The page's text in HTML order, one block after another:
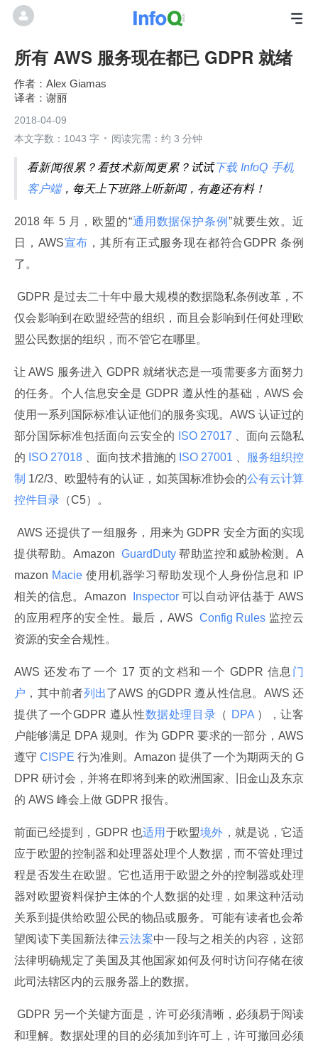
所有 AWS 服务现在都已 GDPR 就绪
Alex Giamas
谢丽
2018-04-09
本文字数：1043 字
阅读完需：约 3 分钟
看新闻很累？看技术新闻更累？试试下载 InfoQ 手机
客户端，每天上下班路上听新闻，有趣还有料！
2018 年 5 月，欧盟的“通用数据保护条例 ”就要生效。近
日，AWS宣布 ，其所有正式服务现在都符合GDPR 条例
了。
GDPR 是过去二十年中最大规模的数据隐私条例改革，不
仅会影响到在欧盟经营的组织，而且会影响到任何处理欧
盟公民数据的组织，而不管它在哪里。
让 AWS 服务进入 GDPR 就绪状态是一项需要多方面努力
的任务。个人信息安全是 GDPR 遵从性的基础，AWS 会
使用一系列国际标准认证他们的服务实现。AWS 认证过的
部分国际标准包括面向云安全的 ISO 27017
、面向云隐私
的 ISO 27018 、面向技术措施的 ISO 27001
服务组织控
制 1/2/3、欧盟特有的认证，如英国标准协会的公有云计算
控件目录 （C5）。
AWS 还提供了一组服务，用来为 GDPR 安全方面的实现
提供帮助。Amazon GuardDuty 帮助监控和威胁检测。A
mazon Macie 使用机器学习帮助发现个人身份信息和 IP
相关的信息。Amazon
Inspector 可以自动评估基于 AWS
的应用程序的安全性。最后，AWS Config Rules 监控云
资源的安全合规性。
AWS 还发布了一个 17 页的文档和一个 GDPR 信息 门
户 ，其中前者列出了AWS 的GDPR 遵从性信息。AWS 还
提供了一个GDPR 遵从性数据处理目录 （ DPA ），让客
户能够满足 DPA 规则。作为 GDPR 要求的一部分，AWS
遵守 CISPE 行为准则。Amazon 提供了一个为期两天的 G
DPR 研讨会，并将在即将到来的欧洲国家、旧金山及东京
的 AWS 峰会上做 GDPR 报告。
前面已经提到，GDPR 也适用 于欧盟境外 ，就是说，它适
应于欧盟的控制器和处理器处理个人数据，而不管处理过
程是否发生在欧盟。它也适用于欧盟之外的控制器或处理
器对欧盟资料保护主体的个人数据的处理，如果这种活动
关系到提供给欧盟公民的物品或服务。可能有读者也会希
望阅读下美国新法律云法案中一段与之相关的内容，这部
法律明确规定了美国及其他国家如何及何时访问存储在彼
此司法辖区内的云服务器上的数据。
GDPR 另一个关键方面是，许可必须清晰，必须易于阅读
和理解。数据处理的目的必须加到许可上，许可撤回必须